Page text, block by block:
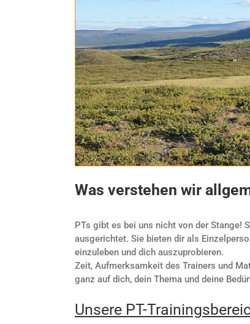
Was verstehen wir
PTs gibt es bei uns nicht von der Stange!
ausgerichtet. Sie bieten dir als
einzuleben und dich auszuprobieren.
Zeit, Aufmerksamkeit des Trainers und
ganz auf dich, dein Thema und deine
Unsere PT-